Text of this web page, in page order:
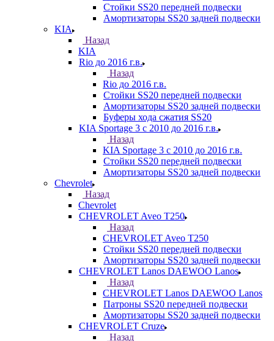
Стойки SS20 передней подвески
Амортизаторы SS20 задней подвески
KIA
Назад
KIA
Rio до 2016 г.в.
Назад
Rio до 2016 г.в.
Стойки SS20 передней подвески
Амортизаторы SS20 задней подвески
Буферы хода сжатия SS20
KIA Sportage 3 с 2010 до 2016 г.в.
Назад
KIA Sportage 3 с 2010 до 2016 г.в.
Стойки SS20 передней подвески
Амортизаторы SS20 задней подвески
Chevrolet
Назад
Chevrolet
CHEVROLET Aveo T250
Назад
CHEVROLET Aveo T250
Стойки SS20 передней подвески
Амортизаторы SS20 задней подвески
CHEVROLET Lanos DAEWOO Lanos
Назад
CHEVROLET Lanos DAEWOO Lanos
Патроны SS20 передней подвески
Амортизаторы SS20 задней подвески
CHEVROLET Cruze
Назад